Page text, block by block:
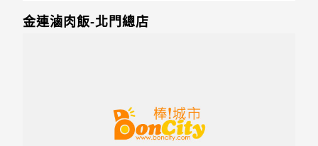
金連滷肉飯-北門總店